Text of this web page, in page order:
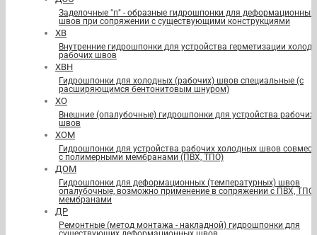
Заделочные "п" - образные гидрошпонки для деформационных
швов при сопряжении с существующими конструкциями
ХВ
Внутренние гидрошпонки для устройства герметизации
рабочих швов
ХВН
Гидрошпонки для холодных (рабочих) швов специальные (с
расширяющимся бентонитовым шнуром)
ХО
Внешние (опалубочные) гидрошпонки для устройства рабочих
швов
ХОМ
Гидрошпонки для устройства рабочих холодных швов
с полимерными мембранами (ПВХ, ТПО)
ДОМ
Гидрошпонки для деформационных (температурных) швов
опалубочные, возможно применение в сопряжении с ПВХ, ТПО
мембранами
ДР
Ремонтные (метод монтажа - накладной) гидрошпонки для